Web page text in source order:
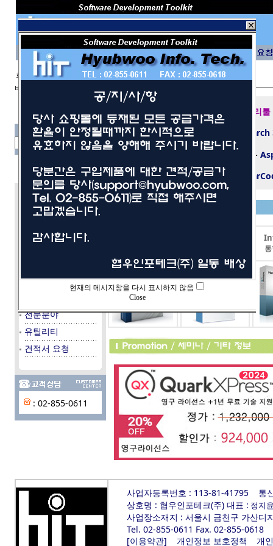
회 원 I D
비밀번호
개발툴
네트워크/보안
데이타베이스
전문분야
유틸리티
견적서 요청
: 02-855-0611
제반 데이타베이스 개발 및 관리툴
텍스트 검색 엔진 도
dtSearch
-
1D/2D 바코드 생성 SDK
사업자등록번호 : 113-81-41795
통
상호명 : 협우인포테크(주) 대표 : 정지
사업장소재지 : 서울시 금천구 가산디
Tel. 02-855-0611 Fax. 02-855-0618
[이용약관] 개인정보 보호정책 개
현재의 메시지창을 다시 표시하지 않음
Close